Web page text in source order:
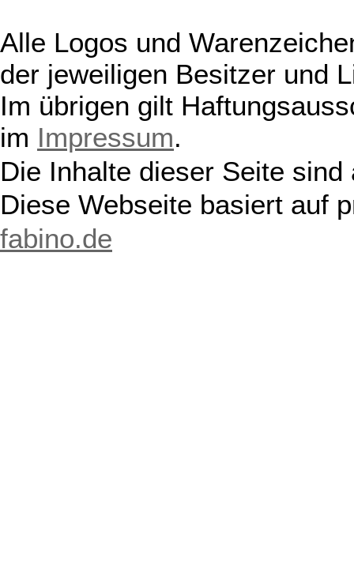
Alle Logos und
der jeweiligen Besitzer und
Im übrigen gilt
im Impressum.
Die Inhalte dieser Seite
Diese Webseite basiert auf
fabino.de